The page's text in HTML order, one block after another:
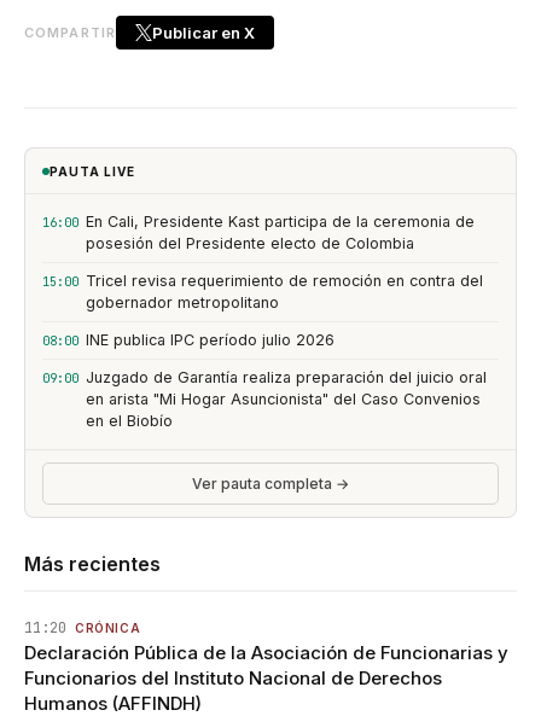
COMPARTIR Publicar en X
PAUTA LIVE
16:00 En Cali, Presidente Kast participa de la ceremonia de
posesión del Presidente electo de Colombia
15:00 Tricel revisa requerimiento de remoción en contra del
gobernador metropolitano
08:00 INE publica IPC período julio 2026
09:00 Juzgado de Garantía realiza preparación del juicio oral
en arista "Mi Hogar Asuncionista" del Caso Convenios
en el Biobío
Ver pauta completa →
Más recientes
11:20 CRÓNICA
Declaración Pública de la Asociación de Funcionarias y
Funcionarios del Instituto Nacional de Derechos
Humanos (AFFINDH)